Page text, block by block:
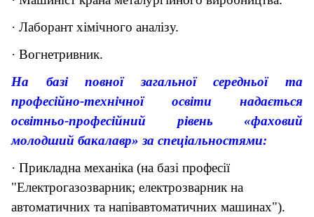
· Лаборант хімічного аналізу.
· Вогнетривник.
На базі повної загальної середньої та
професійно-технічної освіти надається
освітньо-професійний рівень «фаховий
молодший бакалавр» за спеціальностями:
· Прикладна механіка (на базі професії
"Електрогазозварник; електрозварник на
автоматичних та напівавтоматичних машинах").